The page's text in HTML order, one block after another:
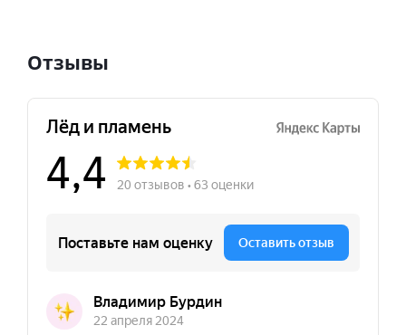
Отзывы